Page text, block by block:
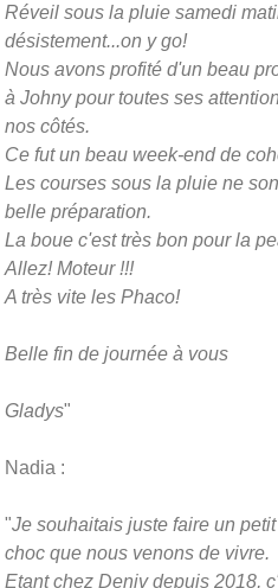
Réveil sous la pluie samedi
désistement...on y go!
Nous avons profité d'un beau
à Johny pour toutes ses
nos côtés.
Ce fut un beau week-end de
Les courses sous la pluie ne
belle préparation.
La boue c'est très bon pour la
Allez! Moteur !!!
A très vite les Phaco!
Belle fin de journée à vous
Gladys"
Nadia :
"Je souhaitais juste faire un
choc que nous venons de vivre.
Etant chez Deniv depuis 2018,